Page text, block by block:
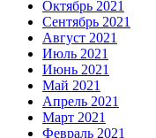
Октябрь 2021
Сентябрь 2021
Август 2021
Июль 2021
Июнь 2021
Май 2021
Апрель 2021
Март 2021
Февраль 2021